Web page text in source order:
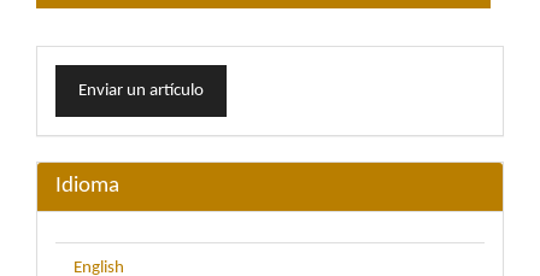
Enviar
unEnviar un artículo
Idioma
English